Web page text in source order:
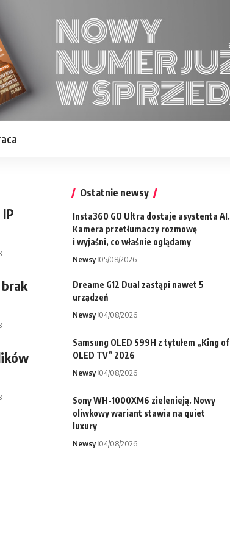
Ostatnie newsy
Insta360 GO Ultra dostaje asystenta AI.
Kamera przetłumaczy rozmowę
i wyjaśni, co właśnie oglądamy
Newsy 05/08/2026
Dreame G12 Dual zastąpi nawet 5
urządzeń
Newsy 04/08/2026
Samsung OLED S99H z tytułem „King of
OLED TV” 2026
Newsy 04/08/2026
Sony WH-1000XM6 zielenieją. Nowy
oliwkowy wariant stawia na quiet
luxury
Newsy 04/08/2026